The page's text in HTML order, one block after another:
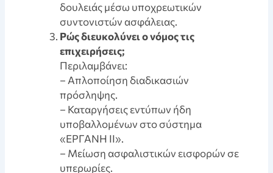
δουλειάς μέσω υποχρεωτικών
συντονιστών ασφάλειας.
Pώς διευκολύνει ο νόμος τις
επιχειρήσεις;
Περιλαμβάνει:
– Απλοποίηση διαδικασιών
πρόσληψης.
– Καταργήσεις εντύπων ήδη
υποβαλλομένων στο σύστημα
«ΕΡΓΑΝΗ ΙΙ».
– Μείωση ασφαλιστικών εισφορών σε
υπερωρίες.